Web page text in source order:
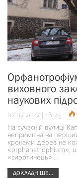
виховного
наукових
02.02.2022 | 18:45
На сучасній вулиці
непримітна на
кронами дерев не
«orphanatrophium»,
«сиротинець».…
ДОКЛАДНІШЕ...